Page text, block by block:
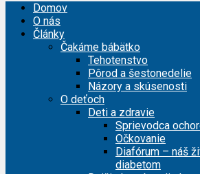
Domov
O nás
Články
Čakáme bábätko
Tehotenstvo
Pôrod a šestonedelie
Názory a skúsenosti
O deťoch
Deti a zdravie
Sprievodca
Očkovanie
Diafórum – náš
diabetom